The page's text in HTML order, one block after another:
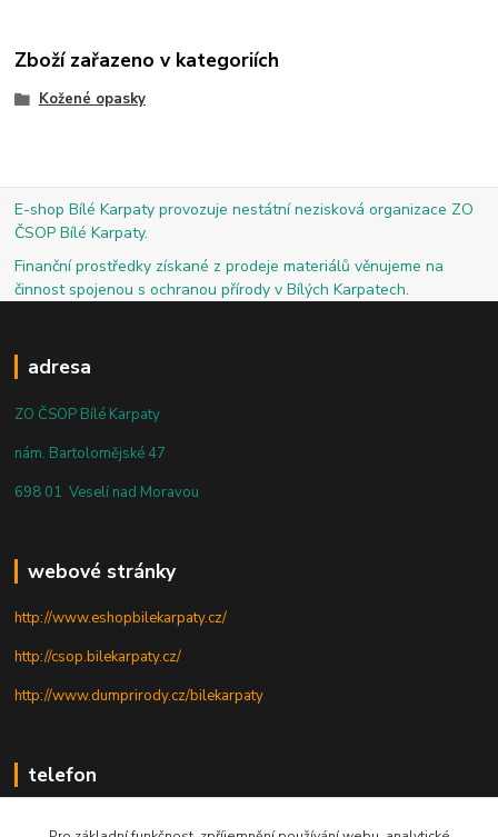
Zboží zařazeno v kategoriích
Kožené opasky
E-shop Bílé Karpaty provozuje nestátní nezisková organizace ZO
ČSOP Bílé Karpaty.
Finanční prostředky získané z prodeje materiálů věnujeme na
činnost spojenou s ochranou přírody v Bílých Karpatech.
adresa
ZO ČSOP Bílé Karpaty
nám. Bartolomějské 47
698 01 Veselí nad Moravou
webové stránky
http://www.eshopbilekarpaty.cz/
http://csop.bilekarpaty.cz/
http://www.dumprirody.cz/bilekarpaty
telefon